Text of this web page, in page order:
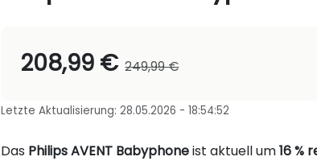
208,99 € 249,99 €
Letzte Aktualisierung: 28.05.2026 - 18:54:52
Das Philips AVENT Babyphoneist aktuell um16 %